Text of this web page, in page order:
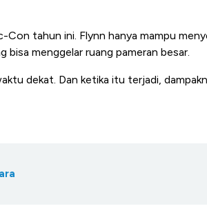
Con tahun ini. Flynn hanya mampu
menggelar ruang pameran besar.
dekat. Dan ketika itu terjadi,